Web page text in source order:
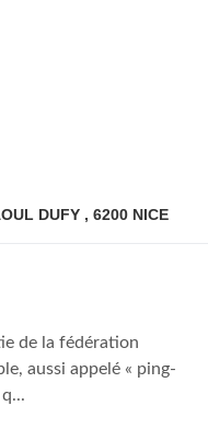
DUFY , 6200 NICE
de la fédération
aussi appelé « ping-